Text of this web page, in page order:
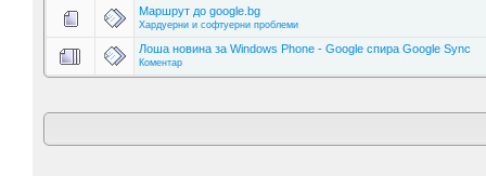
Маршрут до google.bg
Хардуерни и софтуерни проблеми
Лоша новина за Windows Phone - Google спира Google Sync
Коментар